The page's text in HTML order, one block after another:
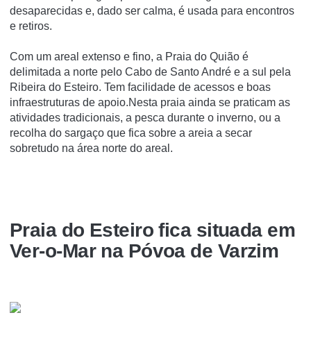
desaparecidas e, dado ser calma, é usada para encontros
e retiros.
Com um areal extenso e fino, a Praia do Quião é
delimitada a norte pelo Cabo de Santo André e a sul pela
Ribeira do Esteiro. Tem facilidade de acessos e boas
infraestruturas de apoio.Nesta praia ainda se praticam as
atividades tradicionais, a pesca durante o inverno, ou a
recolha do sargaço que fica sobre a areia a secar
sobretudo na área norte do areal.
Praia do Esteiro fica situada em
Ver-o-Mar na Póvoa de Varzim